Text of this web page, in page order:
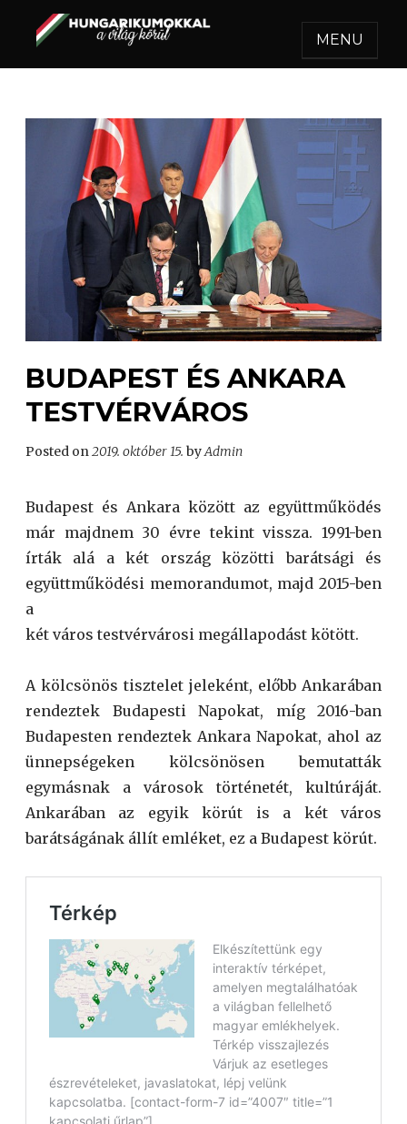
HUNGARIKUMOKKAL A
Egy felejthetetlen utazás.
MENU
BUDAPEST ÉS ANKARA
TESTVÉRVÁROS
Posted on2019. október 15. byAdmin
Budapest és Ankara között az együttműködés
már majdnem 30 évre tekint vissza. 1991-ben
írták alá a két ország közötti barátsági és
együttműködési memorandumot, majd 2015-ben
a
két város testvérvárosi megállapodást kötött.
A kölcsönös tisztelet jeleként, előbb Ankarában
rendeztek Budapesti Napokat, míg 2016-ban
Budapesten rendeztek Ankara Napokat, ahol az
ünnepségeken kölcsönösen bemutatták
egymásnak a városok történetét, kultúráját.
Ankarában az egyik körút is a két város
barátságának állít emléket, ez a Budapest körút.